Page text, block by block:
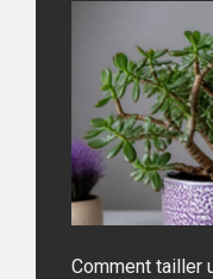
Comment tailler